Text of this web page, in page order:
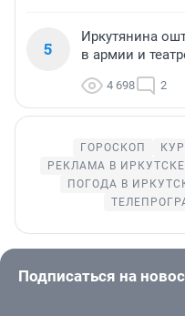
5
Иркутянина
в армии и
4 698 2
ГОРОСКОП
РЕКЛАМА В ИРКУТСКЕ
ПОГОДА В
Подписаться на